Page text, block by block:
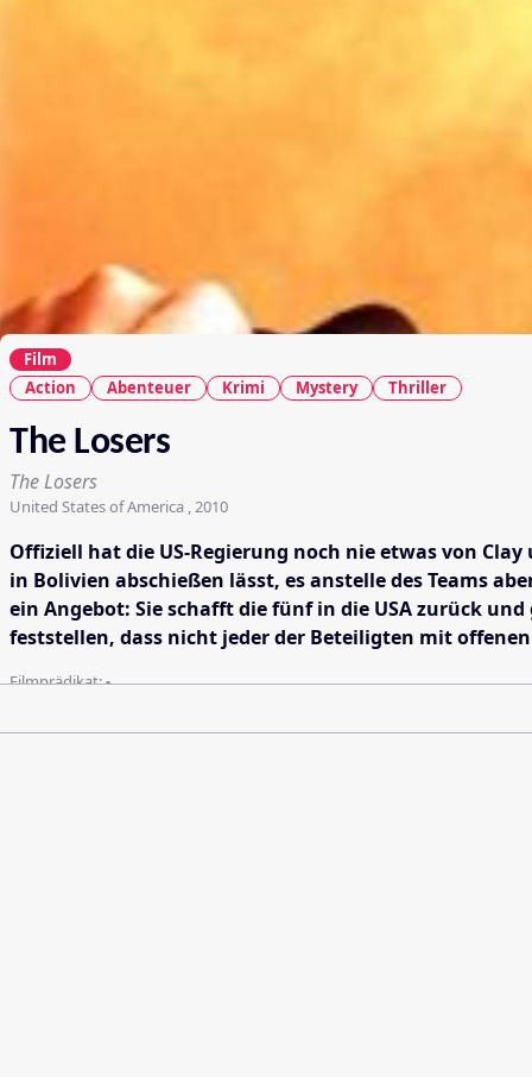
Film
Action
Abenteuer Krimi Mystery Thriller
The Losers
The Losers
United States of America , 2010
Offiziell hat die US-Regierung noch nie etwas von
in Bolivien abschießen lässt, es anstelle des Teams
ein Angebot: Sie schafft die fünf in die USA zurück
feststellen, dass nicht jeder der Beteiligten mit
Filmprädikat:-